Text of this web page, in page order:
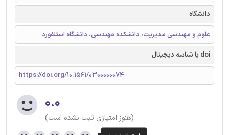
دانشگاه
علوم و مهندسی مدیریت، دانشکده مهندسی، دانشگاه استنفورد
doi یا شناسه دیجیتال
https://doi.org/10.1561/0300000074
۰.۰
(هنوز امتیازی ثبت نشده است)